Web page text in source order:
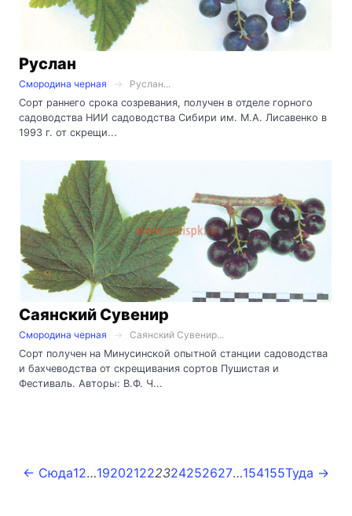
Руслан
Смородина черная
Руслан...
Сорт раннего срока созревания, получен в отделе горного
садоводства НИИ садоводства Сибири им. М.А. Лисавенко в
1993 г. от скрещи...
Саянский Сувенир
Смородина черная
Саянский Сувенир...
Сорт получен на Минусинской опытной станции садоводства
и бахчеводства от скрещивания сортов Пушистая и
Фестиваль. Авторы: В.Ф. Ч...
← Сюда12…192021222324252627…154155Туда →